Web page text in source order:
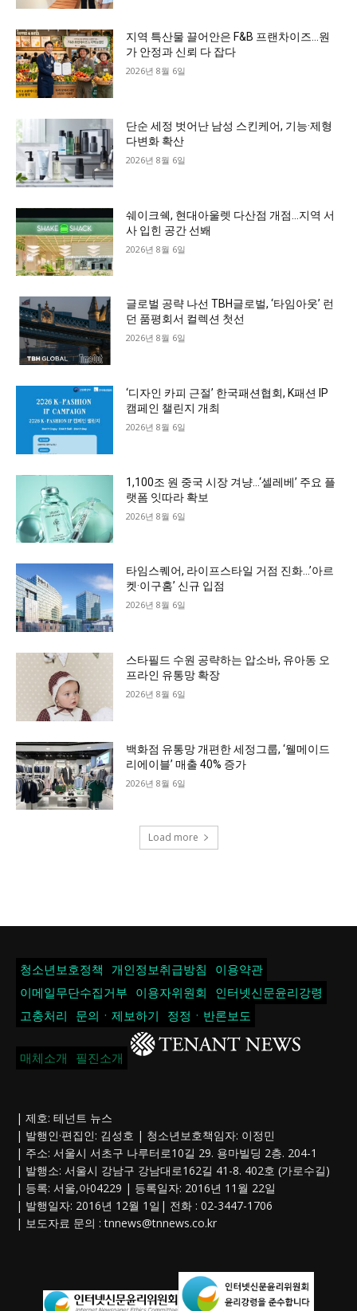
지역 특산물 끌어안은 F&B 프랜차이즈…원
가 안정과 신뢰 다 잡다
2026년 8월 6일
단순 세정 벗어난 남성 스킨케어, 기능·제형
다변화 확산
2026년 8월 6일
쉐이크쉑, 현대아울렛 다산점 개점…지역 서
사 입힌 공간 선봬
2026년 8월 6일
글로벌 공략 나선 TBH글로벌, ‘타임아웃’ 런
던 품평회서 컬렉션 첫선
2026년 8월 6일
‘디자인 카피 근절’ 한국패션협회, K패션 IP
캠페인 챌린지 개최
2026년 8월 6일
1,100조 원 중국 시장 겨냥…‘셀레베’ 주요 플
랫폼 잇따라 확보
2026년 8월 6일
타임스퀘어, 라이프스타일 거점 진화…’아르
켓·이구홈’ 신규 입점
2026년 8월 6일
스타필드 수원 공략하는 압소바, 유아동 오
프라인 유통망 확장
2026년 8월 6일
백화점 유통망 개편한 세정그룹, ‘웰메이드
리에이블’ 매출 40% 증가
2026년 8월 6일
Load more
청소년보호정책 개인정보취급방침
이용약관
이메일무단수집거부
이용자위원회
인터넷신문윤리강령
고충처리
문의ㆍ제보하기 정정ㆍ반론보도
매체소개 필진소개
| 제호: 테넌트 뉴스
| 발행인·편집인: 김성호 | 청소년보호책임자: 이정민
| 주소: 서울시 서초구 나루터로10길 29. 용마빌딩 2층. 204-1
| 발행소: 서울시 강남구 강남대로162길 41-8. 402호 (가로수길)
| 등록: 서울,아04229 | 등록일자: 2016년 11월 22일
| 발행일자: 2016년 12월 1일| 전화 : 02-3447-1706
| 보도자료 문의 :tnnews@tnnews.co.kr